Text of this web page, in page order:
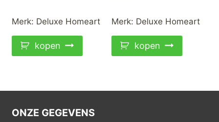
€22,99. €18,50.
Merk: Deluxe Homeart
kopen
was:
is:
Merk: Deluxe Homeart
kopen
ONZE GEGEVENS